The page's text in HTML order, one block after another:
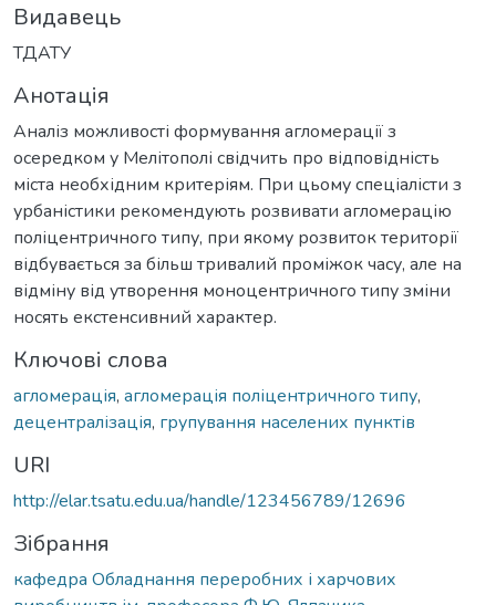
Видавець
ТДАТУ
Анотація
Аналіз можливості формування агломерації з
осередком у Мелітополі свідчить про відповідність
міста необхідним критеріям. При цьому спеціалісти з
урбаністики рекомендують розвивати агломерацію
поліцентричного типу, при якому розвиток території
відбувається за більш тривалий проміжок часу, але на
відміну від утворення моноцентричного типу зміни
носять екстенсивний характер.
Ключові слова
агломерація, агломерація поліцентричного типу,
децентралізація, групування населених пунктів
URI
http://elar.tsatu.edu.ua/handle/123456789/12696
Зібрання
кафедра Обладнання переробних і харчових